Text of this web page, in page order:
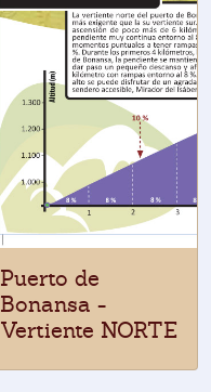
Puerto de
Bonansa -
Vertiente NORTE